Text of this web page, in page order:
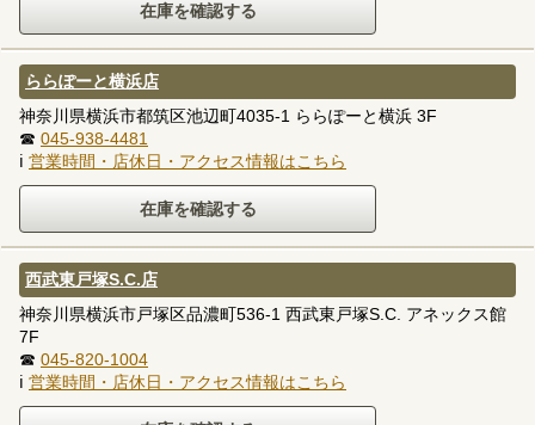
ららぽーと横浜店
神奈川県横浜市都筑区池辺町4035-1 ららぽーと横浜 3F
☎ 045-938-4481
ℹ 営業時間・店休日・アクセス情報はこちら
西武東戸塚S.C.店
神奈川県横浜市戸塚区品濃町536-1 西武東戸塚S.C. アネックス館
7F
☎ 045-820-1004
ℹ 営業時間・店休日・アクセス情報はこちら